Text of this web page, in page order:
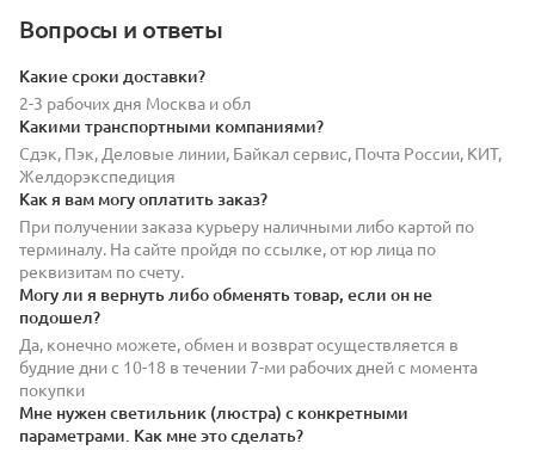
Вопросы и ответы
Какие сроки доставки?
2-3 рабочих дня Москва и обл
Какими транспортными компаниями?
Сдэк, Пэк, Деловые линии, Байкал сервис, Почта России, КИТ,
Желдорэкспедиция
Как я вам могу оплатить заказ?
При получении заказа курьеру наличными либо картой по
терминалу. На сайте пройдя по ссылке, от юр лица по
реквизитам по счету.
Могу ли я вернуть либо обменять товар, если он не
подошел?
Да, конечно можете, обмен и возврат осуществляется в
будние дни с 10-18 в течении 7-ми рабочих дней с момента
покупки
Мне нужен светильник (люстра) с конкретными
параметрами. Как мне это сделать?